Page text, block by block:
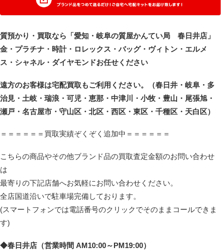
質預かり・買取なら「愛知・岐阜の質屋かんてい局 春日井店」
金・プラチナ・時計・ロレックス・バッグ・ヴィトン・エルメ
ス・シャネル・ダイヤモンドお任せください
遠方のお客様は宅配買取もご利用ください。（春日井・岐阜・多
治見・土岐・瑞浪・可児・恵那・中津川・小牧・豊山・尾張旭・
瀬戸・名古屋市・守山区・北区・西区・東区・千種区・天白区）
＝＝＝＝＝＝買取実績ぞくぞく追加中＝＝＝＝＝＝
こちらの商品やその他ブランド品の買取査定金額のお問い合わせ
は
最寄りの下記店舗へお気軽にお問い合わせください。
全店国道沿いで駐車場完備しております。
(スマートフォンでは電話番号のクリックでそのままコールできま
す)
◆春日井店（営業時間 AM10:00～PM19:00）